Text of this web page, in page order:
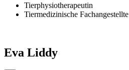
Tierphysiotherapeutin
Tiermedizinische Fachangestellte
Eva Liddy